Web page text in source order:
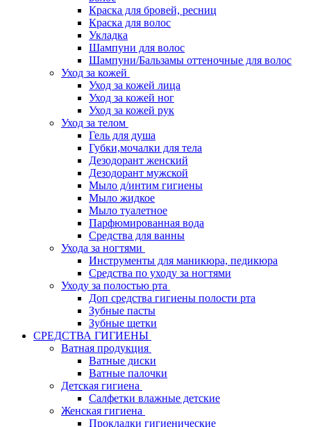
Краска для бровей, ресниц
Краска для волос
Укладка
Шампуни для волос
Шампуни/Бальзамы оттеночные для волос
Уход за кожей
Уход за кожей лица
Уход за кожей ног
Уход за кожей рук
Уход за телом
Гель для душа
Губки,мочалки для тела
Дезодорант женский
Дезодорант мужской
Мыло д/интим гигиены
Мыло жидкое
Мыло туалетное
Парфюмированная вода
Средства для ванны
Ухода за ногтями
Инструменты для маникюра, педикюра
Средства по уходу за ногтями
Уходу за полостью рта
Доп средства гигиены полости рта
Зубные пасты
Зубные щетки
СРЕДСТВА ГИГИЕНЫ
Ватная продукция
Ватные диски
Ватные палочки
Детская гигиена
Салфетки влажные детские
Женская гигиена
Прокладки гигиенические